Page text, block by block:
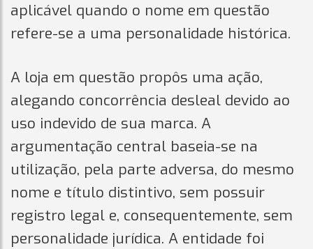
aplicável quando o nome em questão
refere-se a uma personalidade histórica.
A loja em questão propôs uma ação,
alegando concorrência desleal devido ao
uso indevido de sua marca. A
argumentação central baseia-se na
utilização, pela parte adversa, do mesmo
nome e título distintivo, sem possuir
registro legal e, consequentemente, sem
personalidade jurídica. A entidade foi